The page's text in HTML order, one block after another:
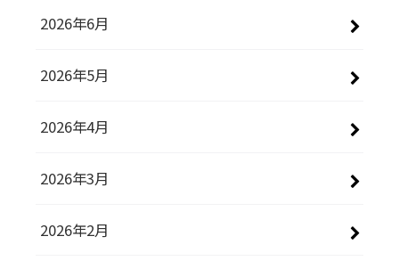
2026年6月
2026年5月
2026年4月
2026年3月
2026年2月